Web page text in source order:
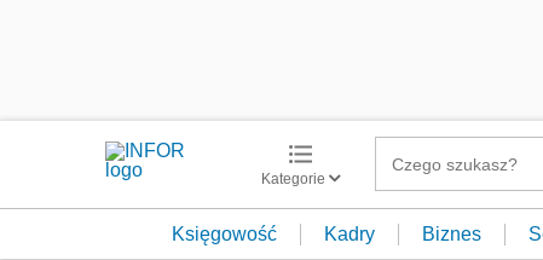
Kategorie
Księgowość Kadry Biznes